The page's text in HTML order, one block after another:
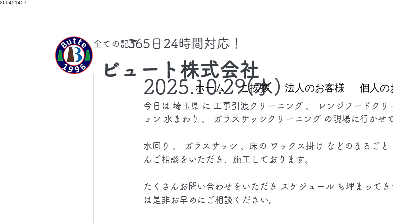
260451457
ビュート株式会社
​365日24時間対応！
ホーム ご挨拶 法人のお客様 個人の
全ての記事
2025.10.29(水)
今日は 埼玉県 に 工事引渡クリーニング 、 レンジフードクリ
ョン 水まわり 、 ガラスサッシクリーニング の現場に行かせ
水回り 、 ガラスサッシ 、床の ワックス掛け などのまるごと
んご相談をいただき、施工しております。
たくさんお問い合わせをいただき スケジュール も埋まって
は是非お早めにご相談ください。